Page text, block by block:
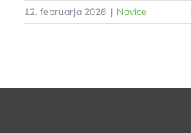
12. februarja 2026 | Novice